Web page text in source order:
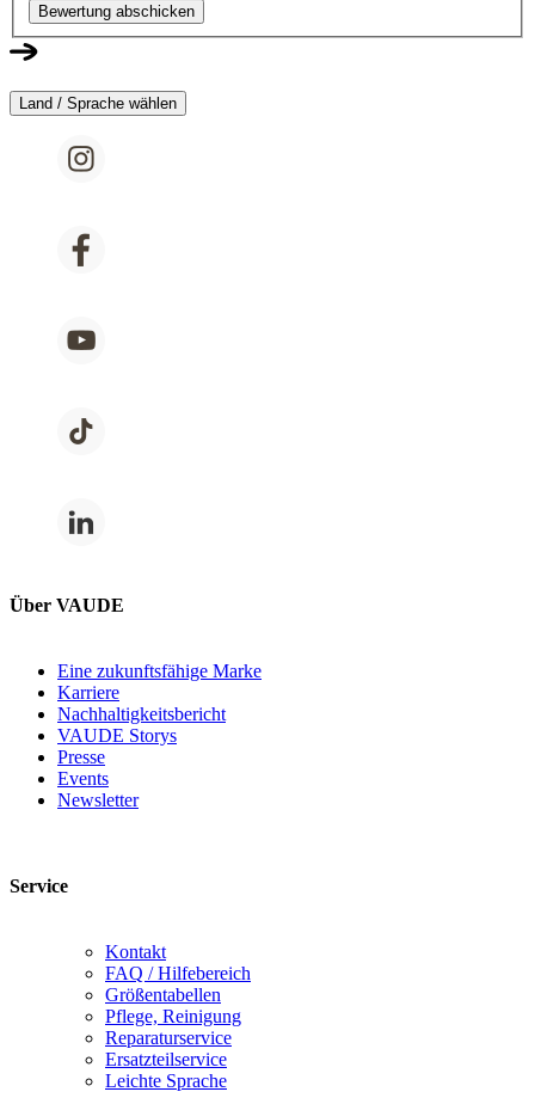
Bewertung abschicken
Land / Sprache wählen
Über VAUDE
Eine zukunftsfähige Marke
Karriere
Nachhaltigkeitsbericht
VAUDE Storys
Presse
Events
Newsletter
Service
Kontakt
FAQ / Hilfebereich
Größentabellen
Pflege, Reinigung
Reparaturservice
Ersatzteilservice
Leichte Sprache